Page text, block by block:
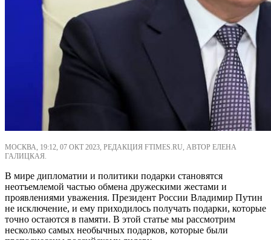
МОСКВА, 19:12, 07 ОКТ 2023, РЕДАКЦИЯ FTIMES.RU, АВТОР ЕЛЕНА
ГАЛИЦКАЯ.
В мире дипломатии и политики подарки становятся
неотъемлемой частью обмена дружескими жестами и
проявлениями уважения. Президент России Владимир Путин
не исключение, и ему приходилось получать подарки, которые
точно остаются в памяти. В этой статье мы рассмотрим
несколько самых необычных подарков, которые были